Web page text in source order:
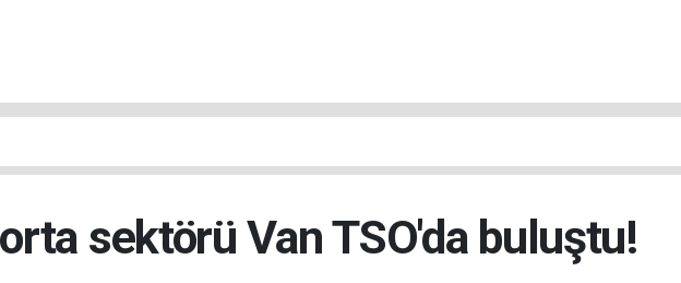
sektörü Van TSO'da buluştu!